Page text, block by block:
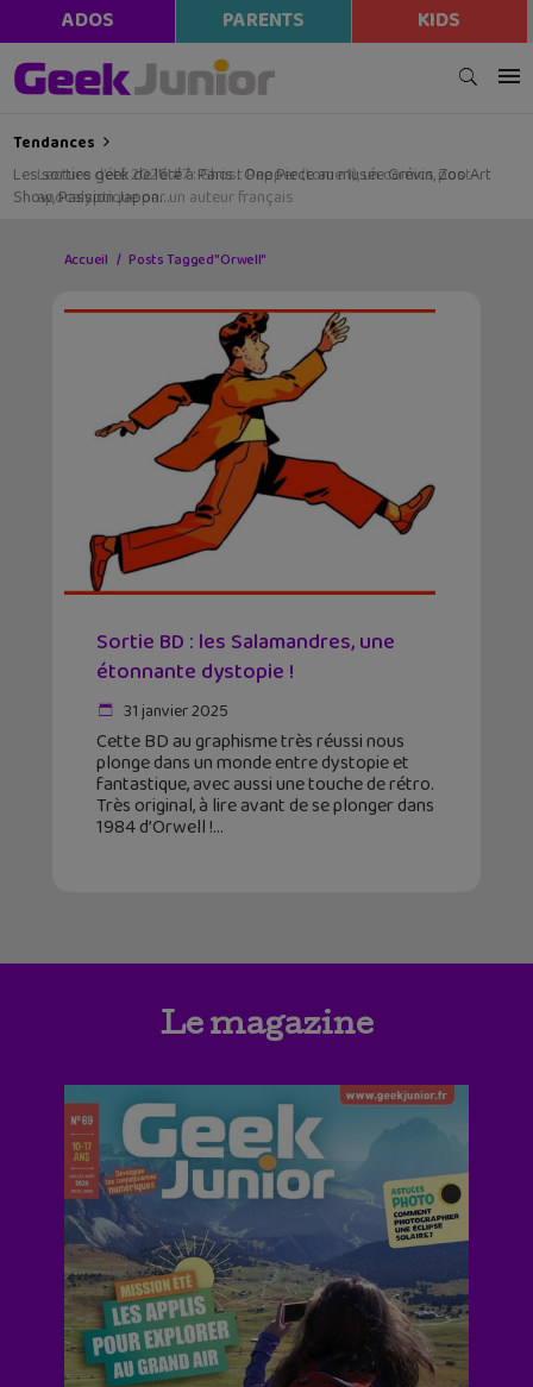
ADOS PARENTS KIDS
Tendances
Les sorties geek de l’été à Paris : One Piece au musée Grévin, Zoo Art
Show, Passion Japon…
Accueil Posts Tagged "Orwell"
Sortie BD : les Salamandres, une
étonnante dystopie !
31 janvier 2025
Cette BD au graphisme très réussi nous
plonge dans un monde entre dystopie et
fantastique, avec aussi une touche de rétro.
Très original, à lire avant de se plonger dans
1984 d’Orwell !
Le magazine